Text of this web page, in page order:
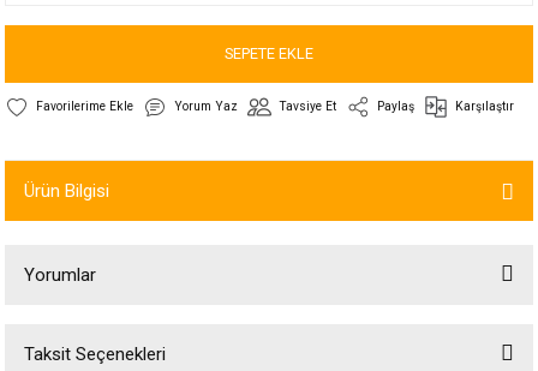
SEPETE EKLE
Yorum Yaz Tavsiye Et Paylaş Karşılaştır
Ürün Bilgisi
Yorumlar
Taksit Seçenekleri